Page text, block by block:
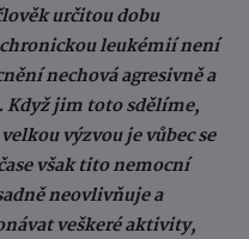
určitou dobu
leukémií není
nechová agresivně a
Když jim toto sdělíme,
výzvou je vůbec se
však tito nemocní
neovlivňuje a
veškeré aktivity,